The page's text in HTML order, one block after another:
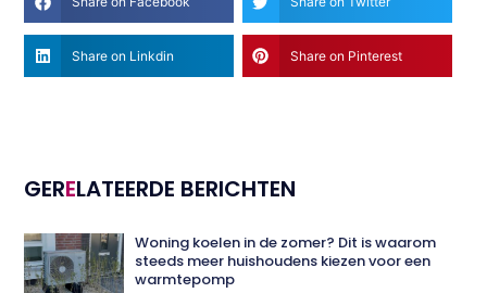
Share on Linkdin Share on Pinterest
GERELATEERDE BERICHTEN
Woning koelen in de zomer? Dit is waarom
steeds meer huishoudens kiezen voor een
warmtepomp